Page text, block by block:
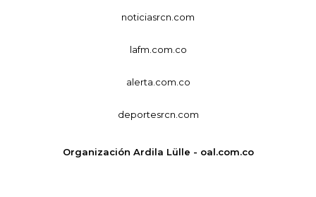
noticiasrcn.com
lafm.com.co
alerta.com.co
deportesrcn.com
Organización Ardila Lülle - oal.com.co